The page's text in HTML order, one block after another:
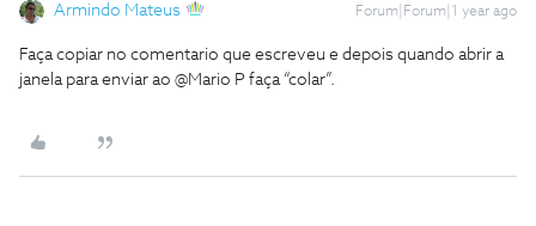
Armindo Mateus Forum|Forum|1 year ago
Faça copiar no comentario que escreveu e depois quando abrir a
janela para enviar ao @Mario P faça “colar”.